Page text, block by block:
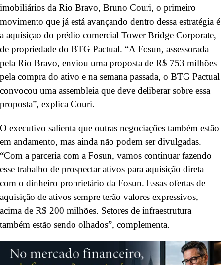
imobiliários da Rio Bravo, Bruno Couri, o primeiro
movimento que já está avançando dentro dessa estratégia é
a aquisição do prédio comercial Tower Bridge Corporate,
de propriedade do BTG Pactual. “A Fosun, assessorada
pela Rio Bravo, enviou uma proposta de R$ 753 milhões
pela compra do ativo e na semana passada, o BTG Pactual
convocou uma assembleia que deve deliberar sobre essa
proposta”, explica Couri.
O executivo salienta que outras negociações também estão
em andamento, mas ainda não podem ser divulgadas.
“Com a parceria com a Fosun, vamos continuar fazendo
esse trabalho de prospectar ativos para aquisição direta
com o dinheiro proprietário da Fosun. Essas ofertas de
aquisição de ativos sempre terão valores expressivos,
acima de R$ 200 milhões. Setores de infraestrutura
também estão sendo olhados”, complementa.